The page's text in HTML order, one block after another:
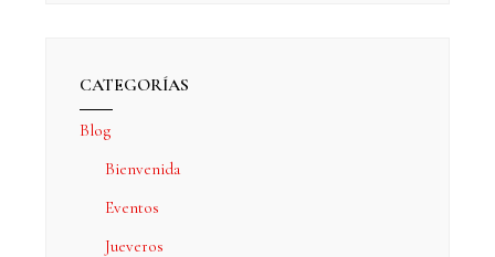
CATEGORÍAS
Blog
Bienvenida
Eventos
Jueveros